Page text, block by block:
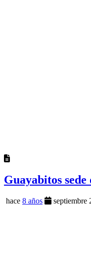
Guayabitos
hace 8 años septiembre